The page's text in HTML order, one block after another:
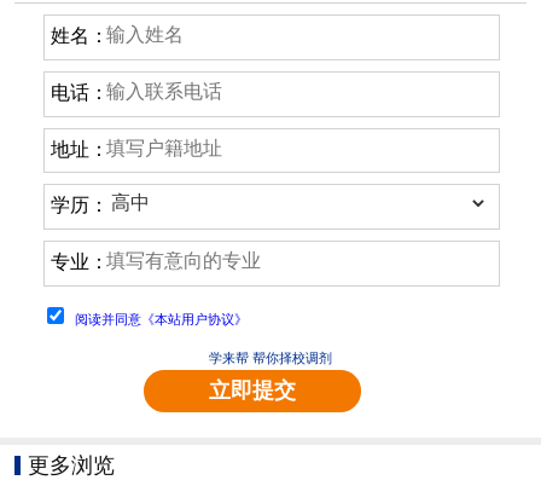
姓名：
电话：
地址：
学历：
专业：
阅读并同意《本站用户协议》
学来帮 帮你择校调剂
立即提交
更多浏览